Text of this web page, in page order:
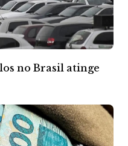
no Brasil atinge